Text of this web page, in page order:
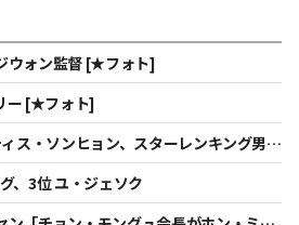
ウォン監督 [★フォト]
ー [★フォト]
ス・ソンヒョン、スターレンキング男性
、3位 ユ・ジェソク